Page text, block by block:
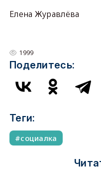
Елена Журавлёва
1999
Поделитесь:
Теги:
социалка